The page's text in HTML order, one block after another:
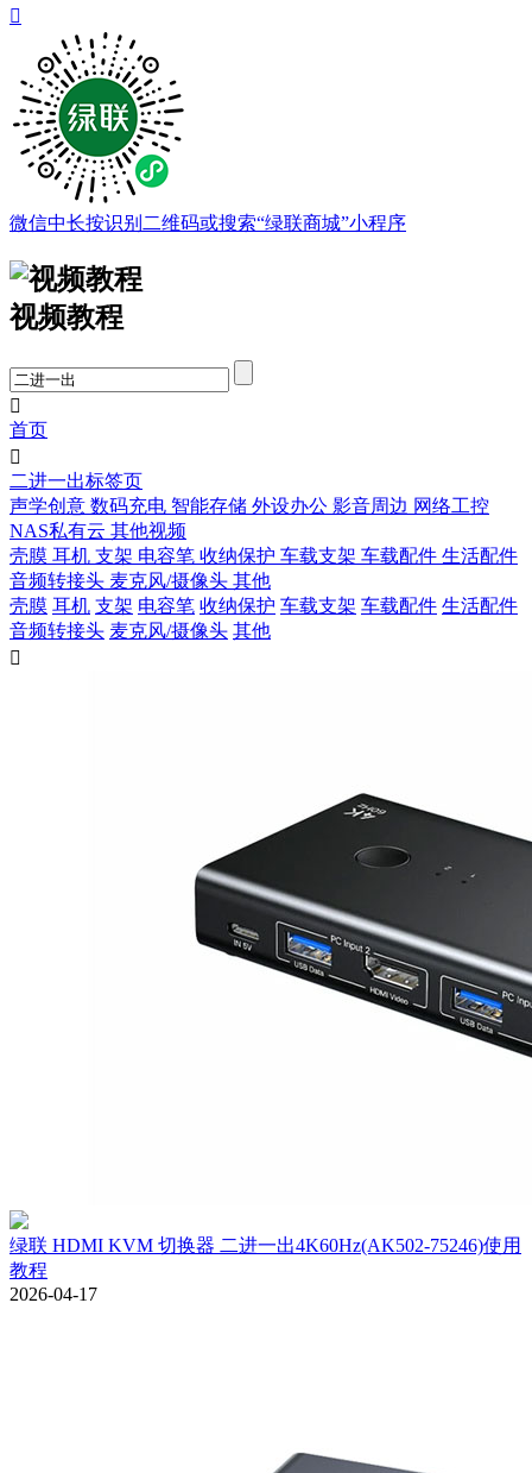

微信中长按识别二维码或搜索“绿联商城”小程序
视频教程

首页

二进一出标签页
声学创意 数码充电 智能存储 外设办公 影音周边 网络工控
NAS私有云 其他视频
壳膜 耳机 支架 电容笔 收纳保护 车载支架 车载配件 生活配件
音频转接头 麦克风/摄像头 其他
壳膜 耳机 支架 电容笔 收纳保护 车载支架 车载配件 生活配件
音频转接头 麦克风/摄像头 其他

绿联 HDMI KVM 切换器 二进一出4K60Hz(AK502-75246)使用
教程
2026-04-17